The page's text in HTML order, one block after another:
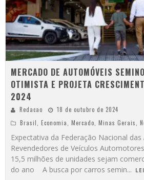
MERCADO DE AUTOMÓVEIS
OTIMISTA E PROJETA
2024
Redacao
18 de outubro de 2024
Brasil
Economia Mercado Minas Gerais
Expectativa da Federação Nacional
Revendedores de Veículos
15,5 milhões de unidades sejam
do ano A busca por carros semin...